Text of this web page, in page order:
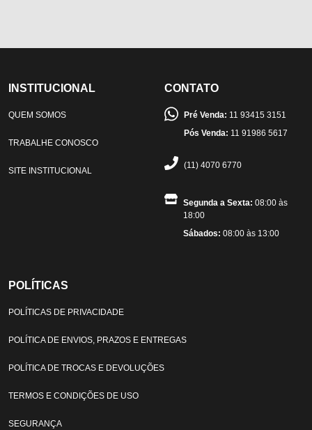
INSTITUCIONAL
QUEM SOMOS
TRABALHE CONOSCO
SITE INSTITUCIONAL
CONTATO
Pré Venda: 11 93415 3151
Pós Venda: 11 91986 5617
(11) 4070 6770
Segunda a Sexta: 08:00 às
18:00
Sábados: 08:00 às 13:00
POLÍTICAS
POLÍTICAS DE PRIVACIDADE
POLÍTICA DE ENVIOS, PRAZOS E ENTREGAS
POLÍTICA DE TROCAS E DEVOLUÇÕES
TERMOS E CONDIÇÕES DE USO
SEGURANÇA